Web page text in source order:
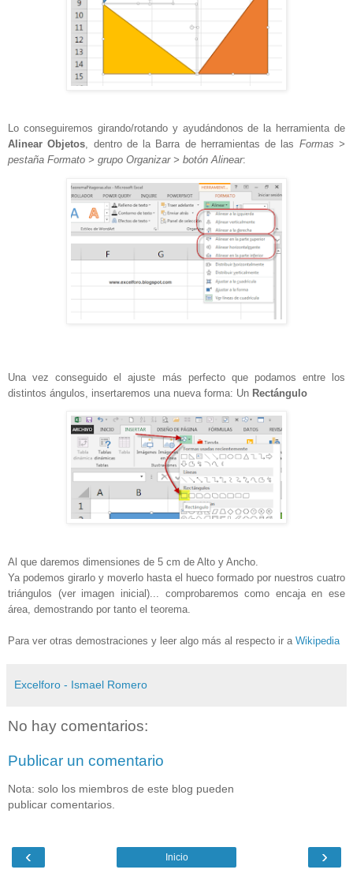
Lo conseguiremos girando/rotando y ayudándonos de la herramienta de
Alinear Objetos, dentro de la Barra de herramientas de las Formas >
pestaña Formato > grupo Organizar > botón Alinear:
Una vez conseguido el ajuste más perfecto que podamos entre los
distintos ángulos, insertaremos una nueva forma: Un Rectángulo
Al que daremos dimensiones de 5 cm de Alto y Ancho.
Ya podemos girarlo y moverlo hasta el hueco formado por nuestros cuatro
triángulos (ver imagen inicial)... comprobaremos como encaja en ese
área, demostrando por tanto el teorema.
Para ver otras demostraciones y leer algo más al respecto ir a Wikipedia
Excelforo - Ismael Romero
No hay comentarios:
Publicar un comentario
Nota: solo los miembros de este blog pueden
publicar comentarios.
‹ ›
Inicio